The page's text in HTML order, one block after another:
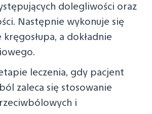
dolegliwości oraz
Następnie wykonuje się
a dokładnie
leczenia, gdy pacjent
zaleca się stosowanie
i